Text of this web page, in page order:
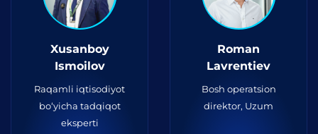
Xusanboy
Ismoilov
Raqamli iqtisodiyot
bo‘yicha tadqiqot
eksperti
Roman
Lavrentiev
Bosh operatsion
direktor, Uzum